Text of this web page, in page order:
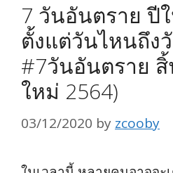
7 วันอันตราย ปี
ตั้งแต่วันไหนถึง
#7วันอันตราย
ใหม่ 2564)
03/12/2020 by zcooby